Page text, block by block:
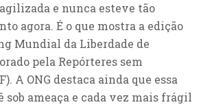
e nunca esteve tão
agora. É o que mostra a edição
Mundial da Liberdade de
pela Repórteres sem
A ONG destaca ainda que essa
sob ameaça e cada vez mais frágil